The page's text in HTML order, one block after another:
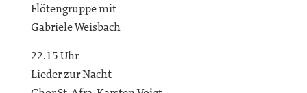
Flötengruppe mit
Gabriele Weisbach
22.15 Uhr
Lieder zur Nacht